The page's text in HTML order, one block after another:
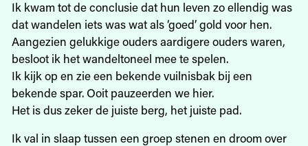
Ik kwam tot de conclusie dat hun leven zo ellendig was
dat wandelen iets was wat als ‘goed’ gold voor hen.
Aangezien gelukkige ouders aardigere ouders waren,
besloot ik het wandeltoneel mee te spelen.
Ik kijk op en zie een bekende vuilnisbak bij een
bekende spar. Ooit pauzeerden we hier.
Het is dus zeker de juiste berg, het juiste pad.
Ik val in slaap tussen een groep stenen en droom over